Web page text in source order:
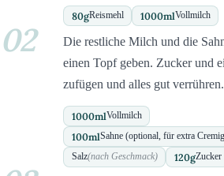
80gReismehl 1000mlVollmilch
02
Die restliche Milch und die
einen Topf geben. Zucker und
zufügen und alles gut verrühren.
1000mlVollmilch
100mlSahne (optional, für extra
Salz(nach Geschmack) 120gZucker